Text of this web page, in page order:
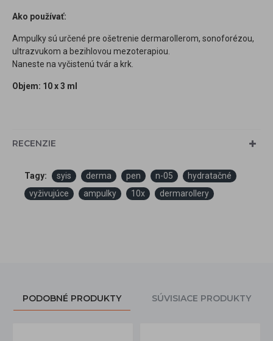
Ako používať:
Ampulky sú určené pre ošetrenie dermarollerom, sonoforézou,
ultrazvukom a bezihlovou mezoterapiou.
Naneste na vyčistenú tvár a krk.
Objem: 10 x 3 ml
RECENZIE
Tagy: syis derma pen n-05
hydratačné
vyživujúce
ampulky 10x dermarollery
PODOBNÉ PRODUKTY SÚVISIACE PRODUKTY